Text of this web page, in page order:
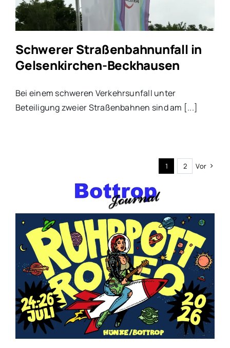
Schwerer Straßenbahnunfall in
Gelsenkirchen-Beckhausen
Bei einem schweren Verkehrsunfall unter
Beteiligung zweier Straßenbahnen sind am [...]
1 2 Vor